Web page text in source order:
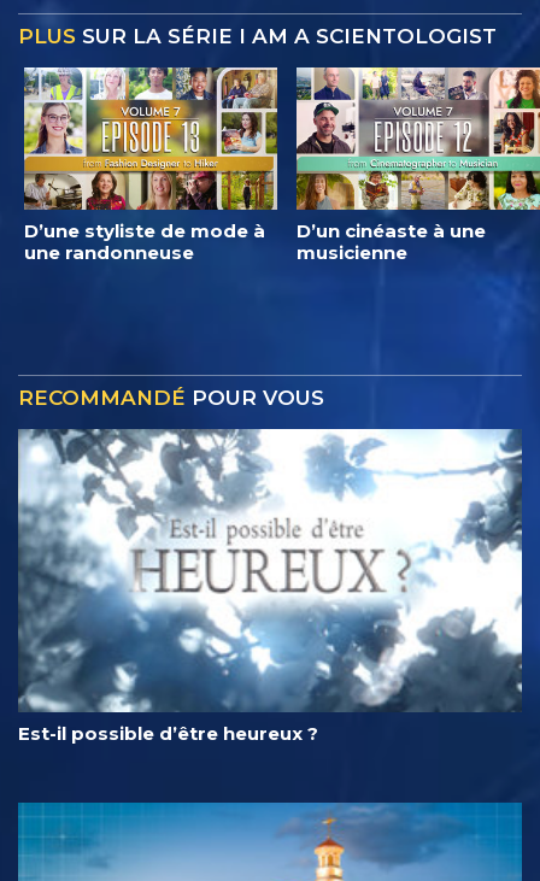
PLUS SUR LA SÉRIE I AM A SCIENTOLOGIST
D’une styliste de mode à
une randonneuse
D’un cinéaste à une
musicienne
RECOMMANDÉ POUR VOUS
Est-il possible d’être heureux ?